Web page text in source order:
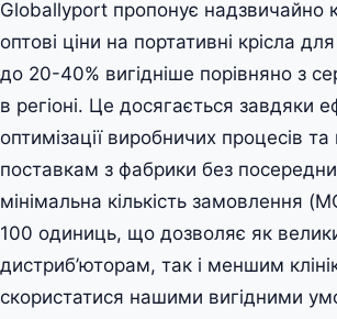
Globallyport пропонує надзвичайно
оптові ціни на портативні крісла
до 20-40% вигідніше порівняно з
в регіоні. Це досягається завдяки
оптимізації виробничих процесів
поставкам з фабрики без
мінімальна кількість замовлення
100 одиниць, що дозволяє як
дистриб’юторам, так і меншим
скористатися нашими вигідними